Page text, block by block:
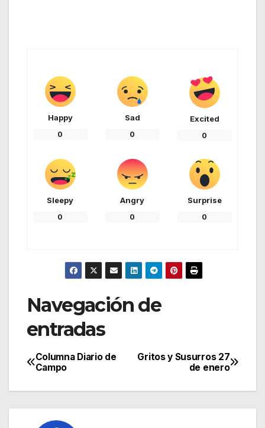
Happy
0
Sad
0
Excited
0
Sleepy
0
Angry
0
Surprise
0
Navegación de
entradas
Gritos y Susurros 27
de enero
Columna Diario de
Campo